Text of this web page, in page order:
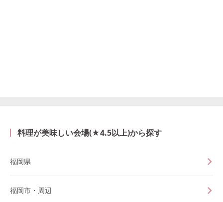
料理が美味しい会場(★4.5以上)から探す
福岡県
福岡市・周辺